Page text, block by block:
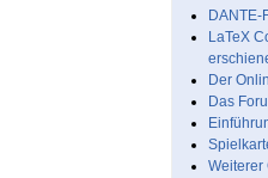
DANTE-
LaTeX
Der
Das
Weiterer